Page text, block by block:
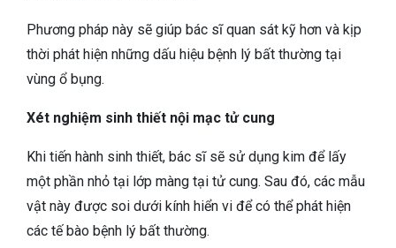
Phương pháp này sẽ giúp bác sĩ quan sát kỹ hơn và kịp
thời phát hiện những dấu hiệu bệnh lý bất thường tại
vùng ổ bụng.
Xét nghiệm sinh thiết nội mạc tử cung
Khi tiến hành sinh thiết, bác sĩ sẽ sử dụng kim để lấy
một phần nhỏ tại lớp màng tại tử cung. Sau đó, các mẫu
vật này được soi dưới kính hiển vi để có thể phát hiện
các tế bào bệnh lý bất thường.